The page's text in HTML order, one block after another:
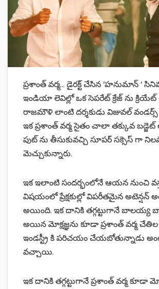
ప్రశాంత్ వర్మ… డైరక్ట్ చేసిన ‘హనుమాన్ ‘
ఇండియా లెవిల్లో ఒక సెపరేట్ క్రేజ్ ను క్రియేట్
రాజమౌళి లాంటి దర్శకుడు విజువల్ వండర్స్
ఇక ప్రశాంత్ వర్మ సైతం చాలా తక్కువ
పుట్ ను తీసుకువచ్చి సూపర్ సక్సెస్ గా
మెచ్చుకున్నారు.
ఇక ఇలాంటి సందర్భంలోనే ఆయన నుంచి
విషయంలో ప్రేక్షకుల్లో విపరీతమైన అటెన్షన్
అయింది. ఇక దానికి తగ్గట్టుగానే బాలయ్య
అయిన మోక్షజ్ఞను కూడా ప్రశాంత్ వర్మ
ఇండస్ట్రీ కి పరిచయం చేయబోతున్నాడు
వచ్చాయి.
ఇక దానికి తగ్గట్టుగానే ప్రశాంత్ వర్మ కూడా